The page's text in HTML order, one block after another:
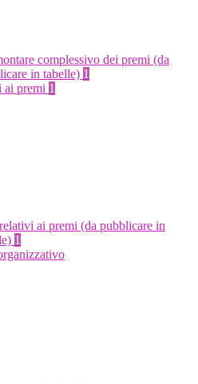
complessivo dei premi (da
in tabelle) 1
ai premi 1
ai premi (da pubblicare in
1